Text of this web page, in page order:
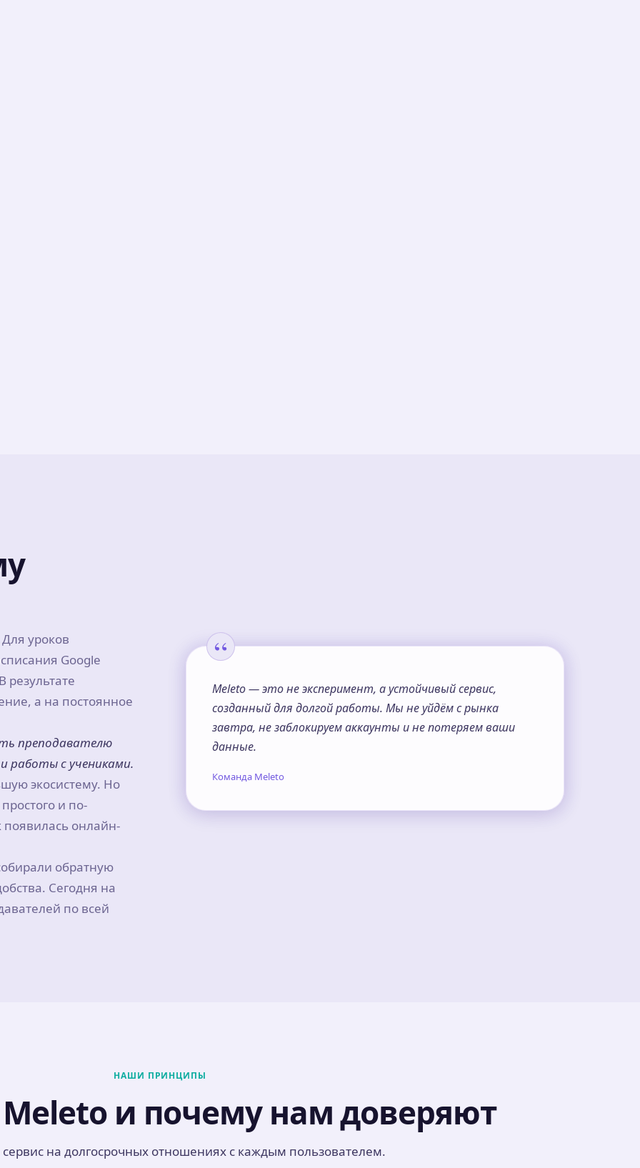
Для уроков
Google
а на постоянное
преподавателю
работы с учениками.
экосистему. Но
и по-
появилась онлайн-
обратную
Сегодня на
по всей
Meleto — это не эксперимент, а устойчивый сервис,
созданный для долгой работы. Мы не уйдём с рынка
завтра, не заблокируем аккаунты и не потеряем ваши
данные.
Команда Meleto
НАШИ ПРИНЦИПЫ
и почему нам доверяют
на долгосрочных отношениях с каждым пользователем.